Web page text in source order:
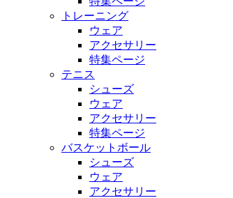
トレーニング
ウェア
アクセサリー
特集ページ
テニス
シューズ
ウェア
アクセサリー
特集ページ
バスケットボール
シューズ
ウェア
アクセサリー